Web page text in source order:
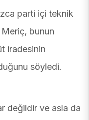
parti içi teknik
Meriç, bunun
iradesinin
söyledi.
değildir ve asla da